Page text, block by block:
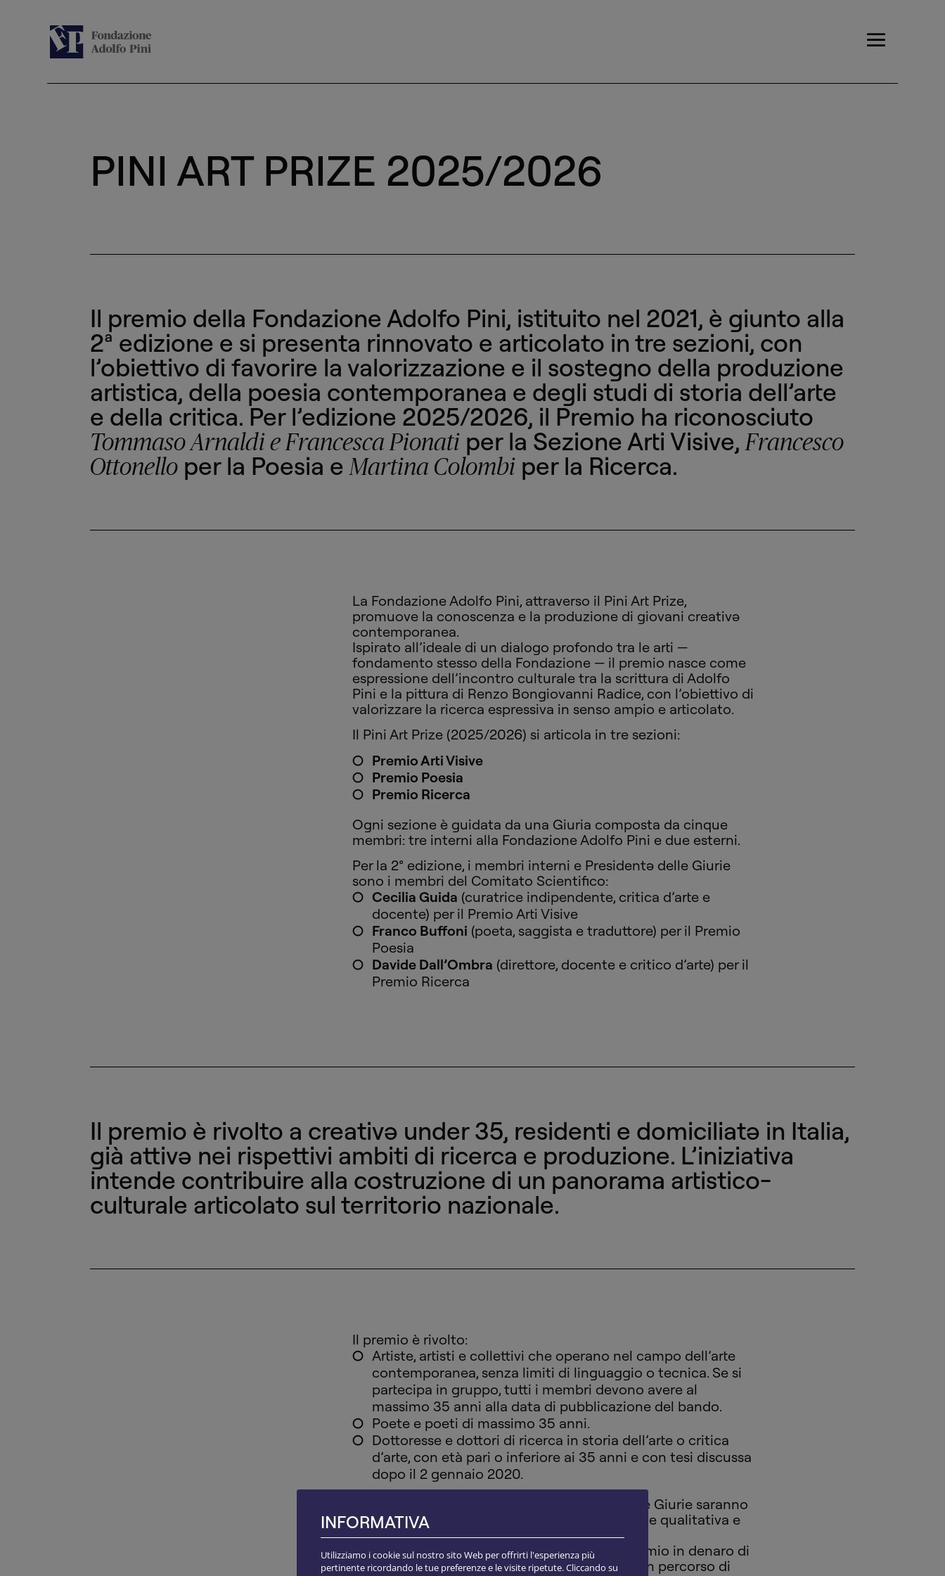
PINI ART PRIZE 2025/2026
Il premio della Fondazione Adolfo Pini, istituito nel 2021, è giunto alla
2ª edizione e si presenta rinnovato e articolato in tre sezioni, con
l’obiettivo di favorire la valorizzazione e il sostegno della produzione
artistica, della poesia contemporanea e degli studi di storia dell’arte
e della critica. Per l’edizione 2025/2026, il Premio ha riconosciuto
Tommaso Arnaldi e Francesca Pionatiper la Sezione Arti Visive,Francesco
Ottonelloper la Poesia eMartina Colombiper la Ricerca.
La Fondazione Adolfo Pini, attraverso il Pini Art Prize,
promuove la conoscenza e la produzione di giovani creativə
contemporanea.
Ispirato all’ideale di un dialogo profondo tra le arti —
fondamento stesso della Fondazione — il premio nasce come
espressione dell’incontro culturale tra la scrittura di Adolfo
Pini e la pittura di Renzo Bongiovanni Radice, con l’obiettivo di
valorizzare la ricerca espressiva in senso ampio e articolato.
Il Pini Art Prize (2025/2026) si articola in tre sezioni:
Premio Arti Visive
Premio Poesia
Premio Ricerca
Ogni sezione è guidata da una Giuria composta da cinque
membri: tre interni alla Fondazione Adolfo Pini e due esterni.
Per la 2° edizione, i membri interni e Presidentə delle Giurie
sono i membri del Comitato Scientifico:
Cecilia Guida (curatrice indipendente, critica d’arte e
docente) per il Premio Arti Visive
Franco Buffoni (poeta, saggista e traduttore) per il Premio
Poesia
Davide Dall’Ombra (direttore, docente e critico d’arte) per il
Premio Ricerca
Il premio è rivolto a creativə under 35, residenti e domiciliatə in Italia,
già attivə nei rispettivi ambiti di ricerca e produzione. L’iniziativa
intende contribuire alla costruzione di un panorama artistico-
culturale articolato sul territorio nazionale.
Il premio è rivolto:
Artiste, artisti e collettivi che operano nel campo dell’arte
contemporanea, senza limiti di linguaggio o tecnica. Se si
partecipa in gruppo, tutti i membri devono avere al
massimo 35 anni alla data di pubblicazione del bando.
Poete e poeti di massimo 35 anni.
Dottoresse e dottori di ricerca in storia dell’arte o critica
d’arte, con età pari o inferiore ai 35 anni e con tesi discussa
dopo il 2 gennaio 2020.
La partecipazione è gratuita. Le decisioni delle Giurie saranno
condotte secondo un’approfondita valutazione qualitativa e
saranno insindacabili e inappellabili.
Ogni sezione del Pini Art Prize assegna un premio in denaro di
2.500 euro alla persona vincitrice, insieme a un percorso di
INFORMATIVA
Utilizziamo i cookie sul nostro sito Web per offrirti l'esperienza più
pertinente ricordando le tue preferenze e le visite ripetute. Cliccando su